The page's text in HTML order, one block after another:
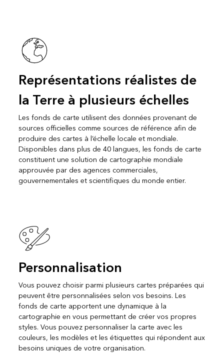
Représentations réalistes de
la Terre à plusieurs échelles
Les fonds de carte utilisent des données provenant de
sources officielles comme sources de référence afin de
produire des cartes à l’échelle locale et mondiale.
Disponibles dans plus de 40 langues, les fonds de carte
constituent une solution de cartographie mondiale
approuvée par des agences commerciales,
gouvernementales et scientifiques du monde entier.
Personnalisation
Vous pouvez choisir parmi plusieurs cartes préparées qui
peuvent être personnalisées selon vos besoins. Les
fonds de carte apportent une dynamique à la
cartographie en vous permettant de créer vos propres
styles. Vous pouvez personnaliser la carte avec les
couleurs, les modèles et les étiquettes qui répondent aux
besoins uniques de votre organisation.